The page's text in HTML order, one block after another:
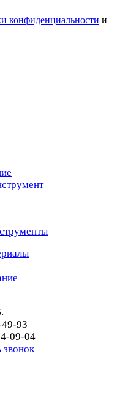
конфиденциальности и
93
09-04
звонок